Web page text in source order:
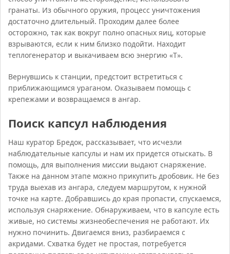
гранаты. Из обычного оружия, процесс уничтожения
достаточно длительный. Проходим далее более
осторожно, так как вокруг полно опасных яиц, которые
взрываются, если к ним близко подойти. Находит
теплогенератор и выкачиваем всю энергию «Т».
Вернувшись к станции, предстоит встретиться с
приближающимся ураганом. Оказываем помощь с
крепежами и возвращаемся в ангар.
Поиск капсул наблюдения
Наш куратор Бредок, рассказывает, что исчезли
наблюдательные капсулы и нам их придется отыскать. В
помощь, для выполнения миссии выдают снаряжение.
Также на данном этапе можно прикупить дробовик. Не без
труда выехав из ангара, следуем маршрутом, к нужной
точке на карте. Добравшись до края пропасти, спускаемся,
используя снаряжение. Обнаруживаем, что в капсуле есть
живые, но системы жизнеобеспечения не работают. Их
нужно починить. Двигаемся вниз, разбираемся с
акридами. Схватка будет не простая, потребуется